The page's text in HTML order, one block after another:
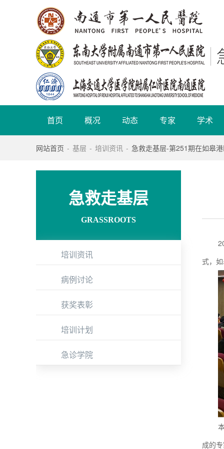
首页 概况 动态 专家 学术
网站首页 - 基层 - 培训资讯 - 急救走基层-第251期在如皋
急救走基层
GRASSROOTS
培训资讯
病例讨论
获奖表彰
培训计划
急诊学院
式，
成的